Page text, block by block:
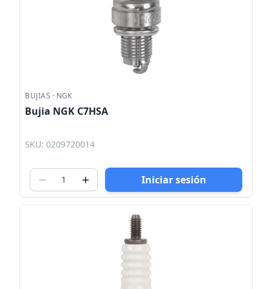
BUJIAS · NGK
Bujia NGK C7HSA
SKU: 0209720014
Iniciar sesión